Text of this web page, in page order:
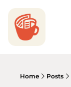
Home Posts